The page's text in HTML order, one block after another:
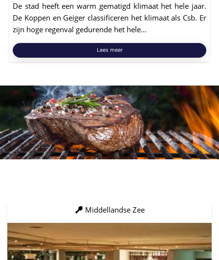
De stad heeft een warm gematigd klimaat het hele jaar.
De Koppen en Geiger classificeren het klimaat als Csb. Er
zijn hoge regenval gedurende het hele...
Lees meer
Middellandse Zee